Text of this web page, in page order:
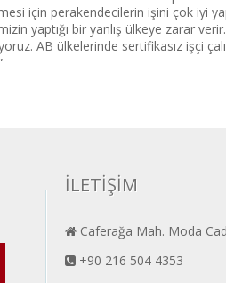
için perakendecilerin işini çok iyi
yaptığı bir yanlış ülkeye zarar
AB ülkelerinde sertifikasız işçi
İLETİŞİM
Caferağa Mah. Moda
+90 216 504 4353